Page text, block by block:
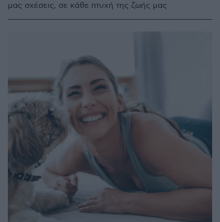
μας σχέσεις, σε κάθε πτυχή της ζωής μας